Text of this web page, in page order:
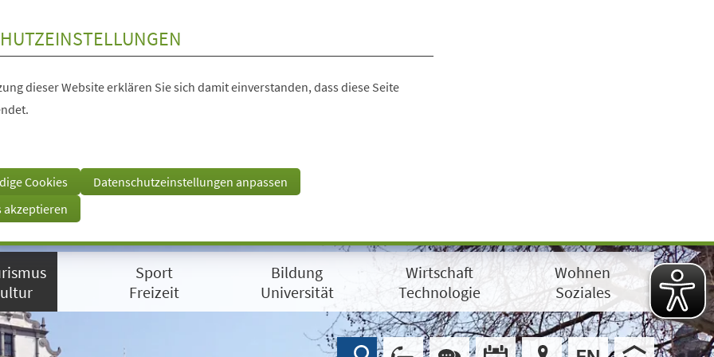
dieser Website erklären Sie sich damit einverstanden, dass diese Seite
Cookies
Datenschutzeinstellungen anpassen
akzeptieren
Sport
Freizeit
Bildung
Universität
Wirtschaft
Technologie
Wohnen
Soziales